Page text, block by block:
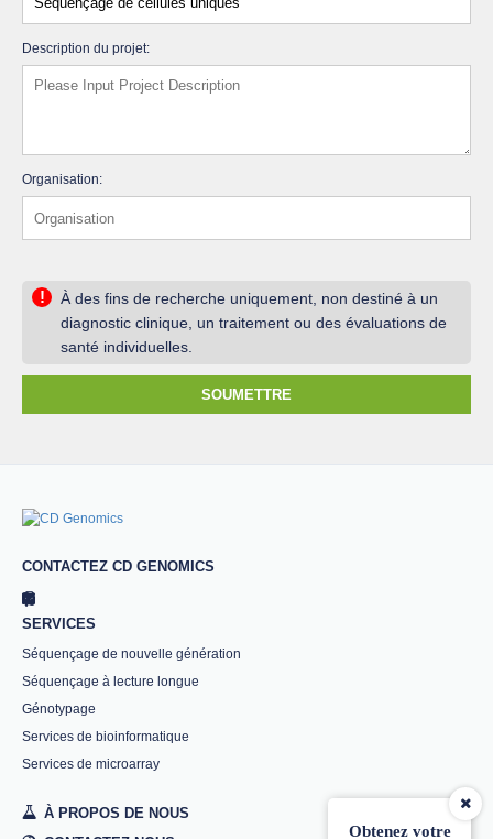
Obtenez votre
Description du projet:
Organisation:
!
À des fins de recherche uniquement, non destiné à un
diagnostic clinique, un traitement ou des évaluations de
santé individuelles.
SOUMETTRE
CONTACTEZ CD GENOMICS
SERVICES
Séquençage de nouvelle génération
Séquençage à lecture longue
Génotypage
Services de bioinformatique
Services de microarray
À PROPOS DE NOUS